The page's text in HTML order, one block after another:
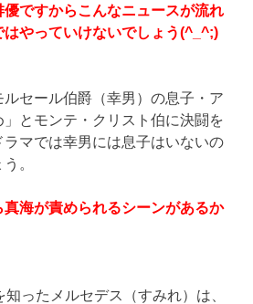
優ですからこんなニュースが流れ
やっていけないでしょう(^_^;)
セール伯爵（幸男）の息子・ア
とモンテ・クリスト伯に決闘を
マでは幸男には息子はいないの
。
海が責められるシーンがあるか
ったメルセデス（すみれ）は、